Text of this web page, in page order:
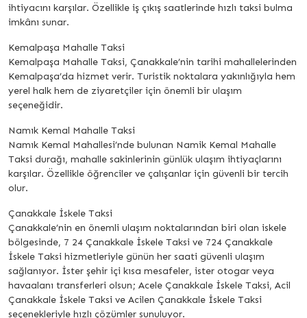
ihtiyacını karşılar. Özellikle iş çıkış saatlerinde hızlı taksi bulma
imkânı sunar.
Kemalpaşa Mahalle Taksi
Kemalpaşa Mahalle Taksi, Çanakkale’nin tarihi mahallelerinden
Kemalpaşa’da hizmet verir. Turistik noktalara yakınlığıyla hem
yerel halk hem de ziyaretçiler için önemli bir ulaşım
seçeneğidir.
Namık Kemal Mahalle Taksi
Namık Kemal Mahallesi’nde bulunan Namik Kemal Mahalle
Taksi durağı, mahalle sakinlerinin günlük ulaşım ihtiyaçlarını
karşılar. Özellikle öğrenciler ve çalışanlar için güvenli bir tercih
olur.
Çanakkale İskele Taksi
Çanakkale’nin en önemli ulaşım noktalarından biri olan iskele
bölgesinde, 7 24 Çanakkale İskele Taksi ve 724 Çanakkale
İskele Taksi hizmetleriyle günün her saati güvenli ulaşım
sağlanıyor. İster şehir içi kısa mesafeler, ister otogar veya
havaalanı transferleri olsun; Acele Çanakkale İskele Taksi, Acil
Çanakkale İskele Taksi ve Acilen Çanakkale İskele Taksi
seçenekleriyle hızlı çözümler sunuluyor.